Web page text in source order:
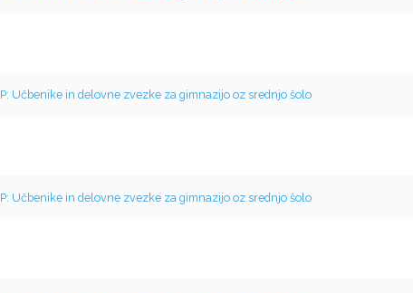
P: Učbenike in delovne zvezke za gimnazijo oz srednjo šolo
P: Učbenike in delovne zvezke za gimnazijo oz srednjo šolo